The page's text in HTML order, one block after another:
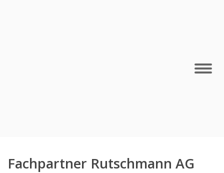
Fachpartner Rutschmann AG